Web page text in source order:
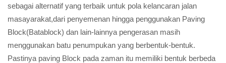
sebagai alternatif yang terbaik untuk pola kelancaran jalan
masayarakat,dari penyemenan hingga penggunakan Paving
Block(Batablock) dan lain-lainnya pengerasan masih
menggunakan batu penumpukan yang berbentuk-bentuk.
Pastinya paving Block pada zaman itu memiliki bentuk berbeda